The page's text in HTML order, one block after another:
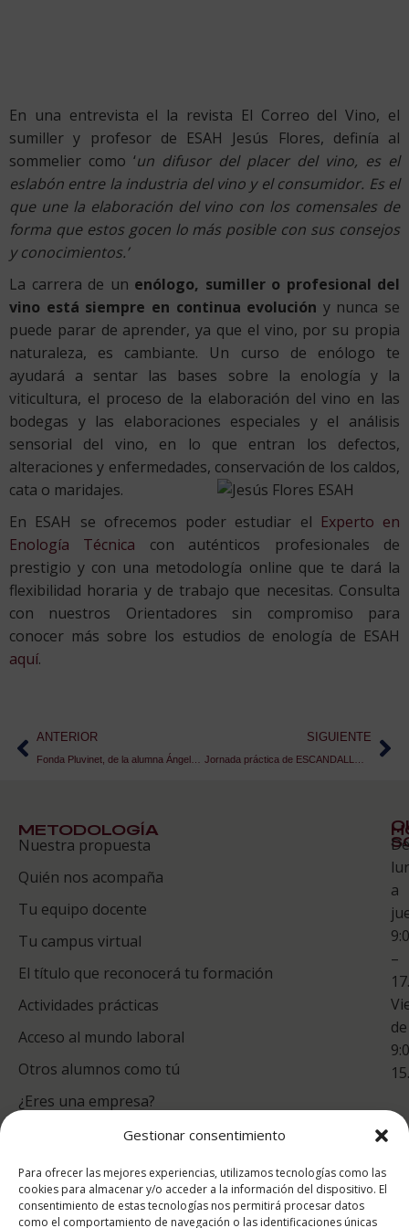
Gestionar consentimiento
Para ofrecer las mejores experiencias, utilizamos tecnologías como las
cookies para almacenar y/o acceder a la información del dispositivo. El
consentimiento de estas tecnologías nos permitirá procesar datos
como el comportamiento de navegación o las identificaciones únicas
En una entrevista el la revista El Correo del Vino, el
sumiller y profesor de ESAH Jesús Flores, definía al
sommelier como ‘un difusor del placer del vino, es el
eslabón entre la industria del vino y el consumidor. Es el
que une la elaboración del vino con los comensales de
forma que estos gocen lo más posible con sus consejos
y conocimientos.’
La carrera de un enólogo, sumiller o profesional del
vino está siempre en continua evolución y nunca se
puede parar de aprender, ya que el vino, por su propia
naturaleza, es cambiante. Un curso de enólogo te
ayudará a sentar las bases sobre la enología y la
viticultura, el proceso de la elaboración del vino en las
bodegas y las elaboraciones especiales y el análisis
sensorial del vino, en lo que entran los defectos,
alteraciones y enfermedades, conservación de los caldos,
cata o maridajes.
En ESAH se ofrecemos poder estudiar el Experto en
Enología Técnica con auténticos profesionales de
prestigio y con una metodología online que te dará la
flexibilidad horaria y de trabajo que necesitas. Consulta
con nuestros Orientadores sin compromiso para
conocer más sobre los estudios de enología de ESAH
aquí.
ANTERIOR SIGUIENTE
METODOLOGÍA
Nuestra propuesta
Quién nos acompaña
Tu equipo docente
Tu campus virtual
El título que reconocerá tu formación
Actividades prácticas
Acceso al mundo laboral
Otros alumnos como tú
¿Eres una empresa?
Te
De
a
–
de
puntuación para ESAH
9.4/10
basado en1331
Valoraciones soportado por